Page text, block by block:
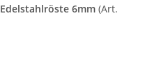
Edelstahlröste 6mm (Art.